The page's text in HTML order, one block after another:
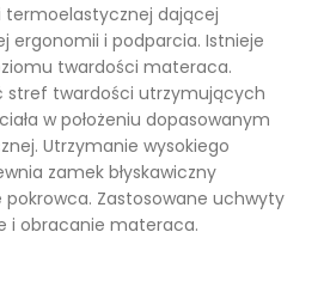
termoelastycznej dającej
ergonomii i podparcia. Istnieje
twardości materaca.
stref twardości utrzymujących
w położeniu dopasowanym
Utrzymanie wysokiego
zamek błyskawiczny
Zastosowane uchwyty
i obracanie materaca.